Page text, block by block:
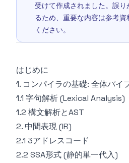
受けて作成されました。誤
るため、重要な内容は参考
ください。
はじめに
1. コンパイラの基礎: 全体パイ
1.1 字句解析 (Lexical Analysis)
1.2 構文解析とAST
2. 中間表現 (IR)
2.1 3アドレスコード
2.2 SSA形式 (静的単一代入)